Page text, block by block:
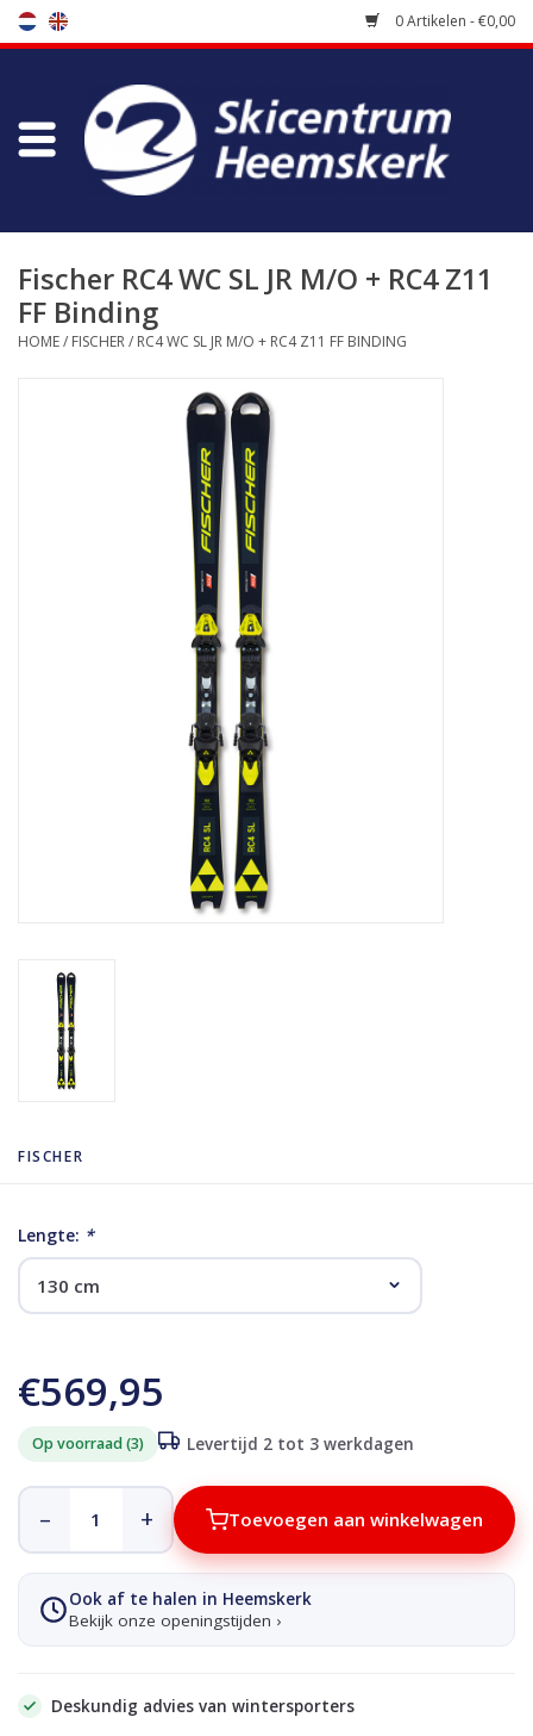
0 Artikelen - €0,00
Winkel
Bootfitting
Onderhoud
Fischer RC4 WC SL JR M/O + RC4 Z11
FF Binding
HOME/ FISCHER/ RC4 WC SL JR M/O + RC4 Z11 FF BINDING
FISCHER
Lengte: *
€569,95
Op voorraad (3) Levertijd 2 tot 3 werkdagen
– + Toevoegen aan winkelwagen
Ook af te halen in Heemskerk
Bekijk onze openingstijden ›
Deskundig advies van wintersporters